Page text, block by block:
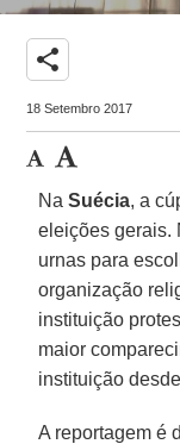
share
18 Setembro 2017
NaSuécia, a
eleições gerais.
urnas para
organização
instituição
maior
instituição
A reportagem é